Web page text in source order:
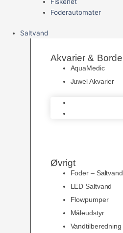
Foderautomater
Saltvand
Akvarier & Borde
AquaMedic
Juwel Akvarier
Øvrigt
Foder – Saltvand
LED Saltvand
Flowpumper
Måleudstyr
Vandtilberedning